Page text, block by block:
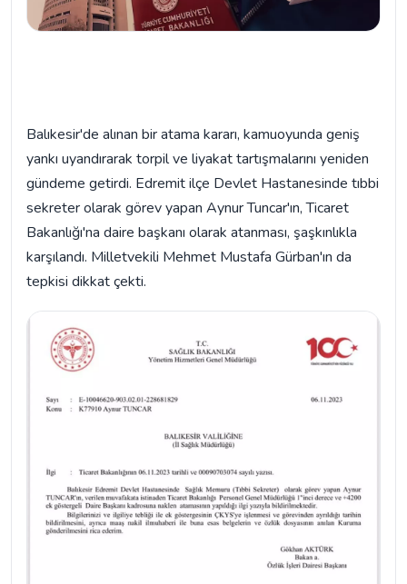
Balıkesir'de alınan bir atama kararı, kamuoyunda geniş
yankı uyandırarak torpil ve liyakat tartışmalarını yeniden
gündeme getirdi. Edremit ilçe Devlet Hastanesinde tıbbi
sekreter olarak görev yapan Aynur Tuncar'ın, Ticaret
Bakanlığı'na daire başkanı olarak atanması, şaşkınlıkla
karşılandı. Milletvekili Mehmet Mustafa Gürban'ın da
tepkisi dikkat çekti.